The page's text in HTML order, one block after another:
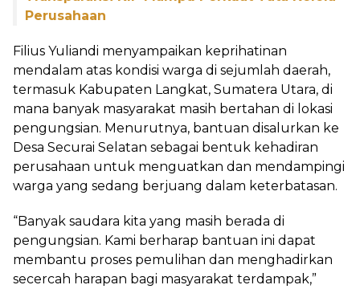
Perusahaan
Filius Yuliandi menyampaikan keprihatinan
mendalam atas kondisi warga di sejumlah daerah,
termasuk Kabupaten Langkat, Sumatera Utara, di
mana banyak masyarakat masih bertahan di lokasi
pengungsian. Menurutnya, bantuan disalurkan ke
Desa Securai Selatan sebagai bentuk kehadiran
perusahaan untuk menguatkan dan mendampingi
warga yang sedang berjuang dalam keterbatasan.
“Banyak saudara kita yang masih berada di
pengungsian. Kami berharap bantuan ini dapat
membantu proses pemulihan dan menghadirkan
secercah harapan bagi masyarakat terdampak,”